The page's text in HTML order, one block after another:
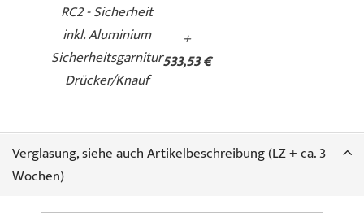
RC2 - Sicherheit
inkl. Aluminium
Sicherheitsgarnitur
Drücker/Knauf
+
533,53 €
Verglasung, siehe auch Artikelbeschreibung (LZ + ca. 3
Wochen)